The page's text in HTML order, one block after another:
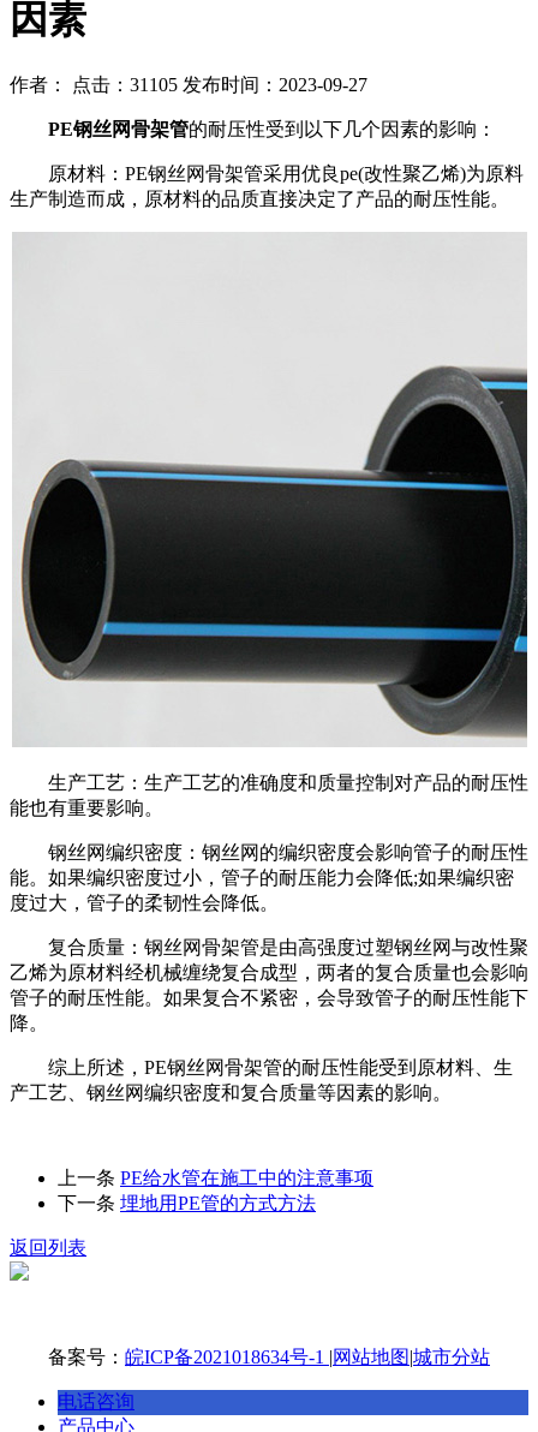
因素
作者： 点击：31105 发布时间：2023-09-27
PE钢丝网骨架管的耐压性受到以下几个因素的影响：
原材料：PE钢丝网骨架管采用优良pe(改性聚乙烯)为原料
生产制造而成，原材料的品质直接决定了产品的耐压性能。
生产工艺：生产工艺的准确度和质量控制对产品的耐压性
能也有重要影响。
钢丝网编织密度：钢丝网的编织密度会影响管子的耐压性
能。如果编织密度过小，管子的耐压能力会降低;如果编织密
度过大，管子的柔韧性会降低。
复合质量：钢丝网骨架管是由高强度过塑钢丝网与改性聚
乙烯为原材料经机械缠绕复合成型，两者的复合质量也会影响
管子的耐压性能。如果复合不紧密，会导致管子的耐压性能下
降。
综上所述，PE钢丝网骨架管的耐压性能受到原材料、生
产工艺、钢丝网编织密度和复合质量等因素的影响。
上一条 PE给水管在施工中的注意事项
下一条 埋地用PE管的方式方法
返回列表
备案号： 皖ICP备2021018634号-1 |网站地图|城市分站
电话咨询
产品中心